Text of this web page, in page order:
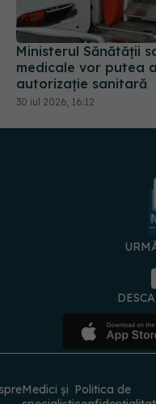
Ministerul Sănătății
medicale vor putea
autorizație sanitară
30 iul 2026, 16:12
Medici și Politica de